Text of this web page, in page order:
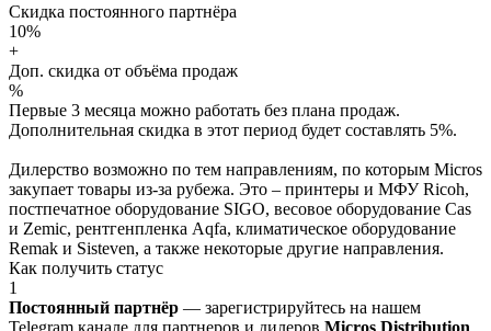
Скидка постоянного партнёра
10%
+
Доп. скидка от объёма продаж
%
Первые 3 месяца можно работать без плана продаж.
Дополнительная скидка в этот период будет составлять 5%.
Дилерство возможно по тем направлениям, по которым Micros
закупает товары из-за рубежа. Это – принтеры и МФУ Ricoh,
постпечатное оборудование SIGO, весовое оборудование Cas
и Zemic, рентгенпленка Aqfa, климатическое оборудование
Remak и Sisteven, а также некоторые другие направления.
Как получить статус
1
Постоянный партнёр — зарегистрируйтесь на нашем
Telegram канале для партнеров и дилеров Micros Distribution